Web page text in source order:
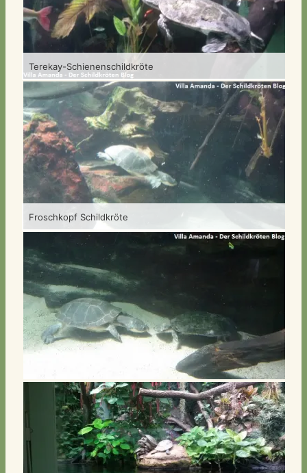
Terekay-Schienenschildkröte
Froschkopf Schildkröte